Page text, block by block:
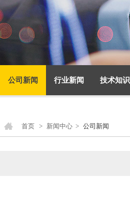
公司新闻 行业新闻 技术知识
首页 > 新闻中心 > 公司新闻